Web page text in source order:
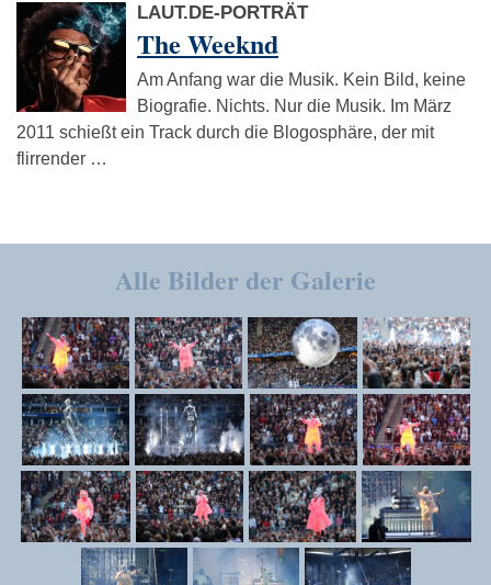
LAUT.DE-PORTRÄT
The Weeknd
Am Anfang war die Musik. Kein Bild, keine
Biografie. Nichts. Nur die Musik. Im März
2011 schießt ein Track durch die Blogosphäre, der mit
flirrender …
Alle Bilder der Galerie